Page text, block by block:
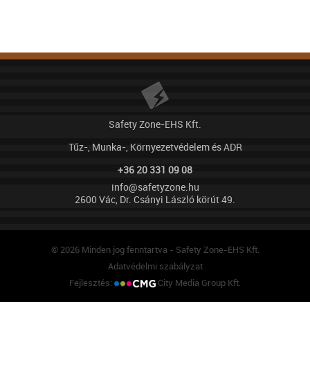
Safety Zone-EHS Kft.
Tűz-, Munka-, Környezetvédelem és ADR
+36 20 331 09 08
info@safetyzone.hu
2600 Vác, Dr. Csányi László körút 49.
© 2026 Minden jog fenntartva - Safety Zone-EHS Kft.
Adatvédelmi szabályzat
Fejlesztés:
City Media Group Kft.